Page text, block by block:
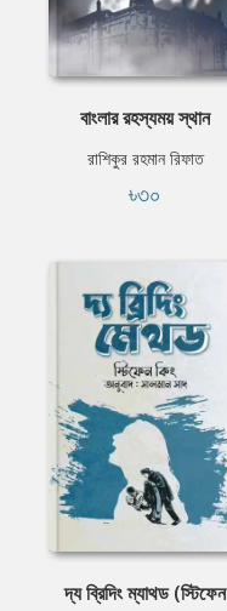
বাংলার রহস্যময় স্থান
রাশিকুর রহমান রিফাত
৳৩০
দ্য ব্রিদিং ম্যাথড (স্টিফেন